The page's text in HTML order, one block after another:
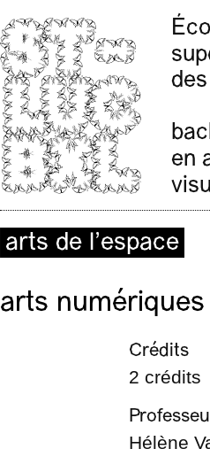
en
arts de l’espace
arts
Crédits
2 crédits
Hélène